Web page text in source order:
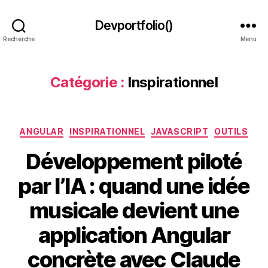
Recherche
Devportfolio()
Menu
Catégorie : Inspirationnel
Catégories
ANGULAR INSPIRATIONNEL JAVASCRIPT OUTILS
Développement piloté
par l’IA : quand une idée
musicale devient une
application Angular
concrète avec Claude